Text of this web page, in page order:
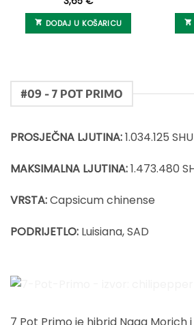
DODAJ U KOŠARICU
#09 - 7 POT PRIMO
PROSJEČNA LJUTINA:1.034.125 SHU
MAKSIMALNA LJUTINA:1.473.480
VRSTA:Capsicum chinense
PODRIJETLO: Luisiana, SAD
7 Pot Primo je hibrid Naga Morich